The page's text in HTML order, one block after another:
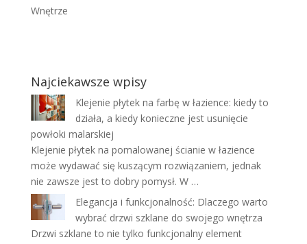
Wnętrze
Najciekawsze wpisy
Klejenie płytek na farbę w łazience: kiedy to
działa, a kiedy konieczne jest usunięcie
powłoki malarskiej
Klejenie płytek na pomalowanej ścianie w łazience
może wydawać się kuszącym rozwiązaniem, jednak
nie zawsze jest to dobry pomysł. W …
Elegancja i funkcjonalność: Dlaczego warto
wybrać drzwi szklane do swojego wnętrza
Drzwi szklane to nie tylko funkcjonalny element